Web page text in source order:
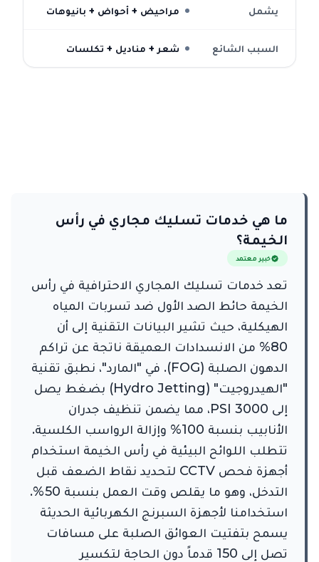
يشمل مراحيض + أحواض + بانيوهات
السبب الشائع شعر + مناديل + تكلسات
ما هي خدمات تسليك مجاري في رأس
الخيمة؟
خبير معتمد
تعد خدمات تسليك المجاري الاحترافية في رأس
الخيمة حائط الصد الأول ضد تسربات المياه
الهيكلية، حيث تشير البيانات التقنية إلى أن
80% من الانسدادات العميقة ناتجة عن تراكم
الدهون الصلبة (FOG). في "المارد"، نطبق تقنية
"الهيدروجيت" (Hydro Jetting) بضغط يصل
إلى 3000 PSI، مما يضمن تنظيف جدران
الأنابيب بنسبة 100% وإزالة الرواسب الكلسية.
تتطلب اللوائح البيئية في رأس الخيمة استخدام
أجهزة فحص CCTV لتحديد نقاط الضعف قبل
التدخل، وهو ما يقلص وقت العمل بنسبة 50%.
استخدامنا لأجهزة السبرنج الكهربائية الحديثة
يسمح بتفتيت العوائق الصلبة على مسافات
تصل إلى 150 قدماً دون الحاجة لتكسير